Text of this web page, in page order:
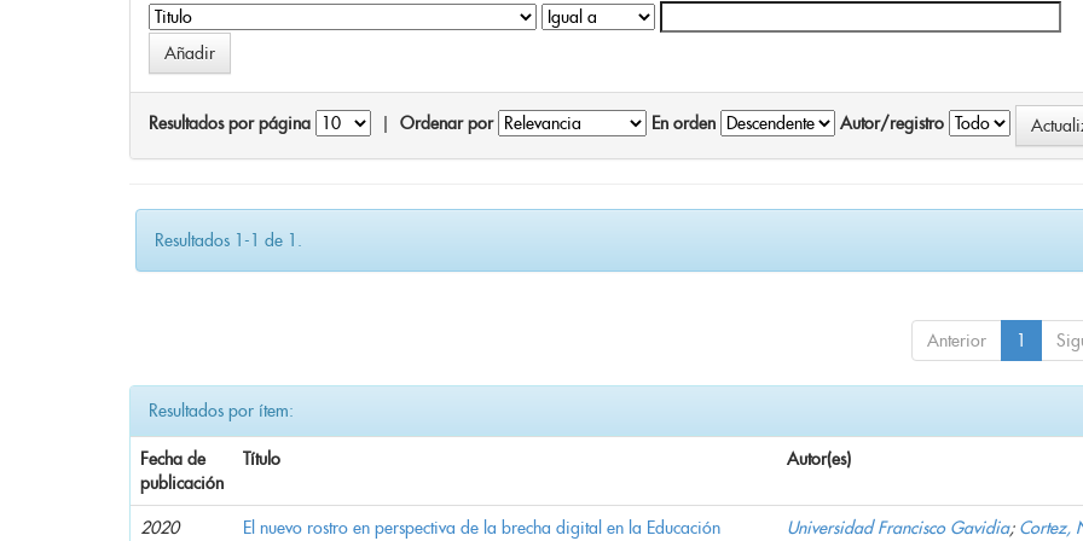
Resultados por página Ordenar por En orden Autor/registro
Resultados 1-1 de 1.
Anterior 1
Resultados por ítem:
Fecha de
publicación
Título Autor(es)
2020 El nuevo rostro en perspectiva de la brecha digital en la Educación Universidad Francisco Gavidia; Cortez,